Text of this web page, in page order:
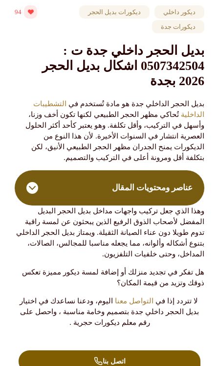
ديكور داخلي
ديكورات بديل الحجر
ديكورات جدة
94
بديل الحجر داخلي جدة ت :
0507342504 اشكال بديل الحجر
2026 بجدة
بديل الحجر الداخلي جدة هو مادة تُستخدم في التشطيبات
الداخلية تُحاكي مظهر الحجر الطبيعي لكنها تكون أخف وزنا،
وأسهل في التركيب، وأقل تكلفة. وهو يعتبر كأحد أكثر الحلول
العصرية انتشار في السنوات الأخيرة. لأن هذا النوع من
الديكورات يمنح الجدران مظهر الحجر الطبيعي الأنيق، لكن
بتكلفة أقل ومرونة أعلى في التركيب والتصميم.
عناصر ومحتويات المقال
وهذا الذي جعل تركيب واجهات مداخل بديل الحجر البديل
المفضل لأصحاب الذوق الرفيع الذين يبحثون عن لمسة راقية
تدوم طويلا دون عناء الصيانة الثقيلة. ويمتاز بديل الحجر الداخلي
بتنوع أشكاله وألوانه، مما يجعله مناسبا للمجالس، الصالات،
المداخل، وحتى خلفيات التلفزيون.
هل تفكر في تجديد منزلك أو إضافة لمسة ديكور مميزة تعكس
ذوقك وتزيد من قيمة المكان؟
لا تتردد إذا في التواصل معنا اليوم، ودعنا نساعدك في اختيار
بديل الحجر داخلي جدة بتصميم وخامة مناسبة ، واحصل على
رقم معلم ديكورات حجرية .
اتصل بنا